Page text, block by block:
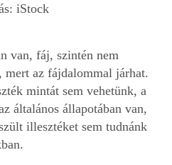
iStock
van, fáj, szintén nem
mert az fájdalommal járhat.
mintát sem vehetünk, a
általános állapotában van,
illesztéket sem tudnánk